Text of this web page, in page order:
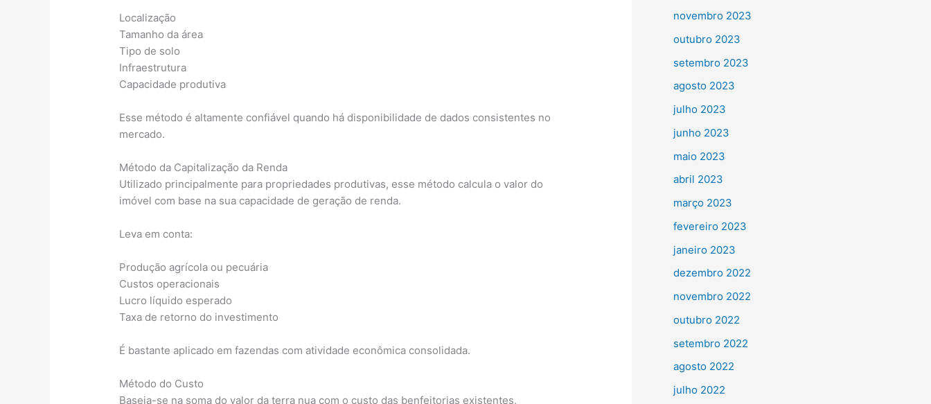
Localização
Tamanho da área
Tipo de solo
Infraestrutura
Capacidade produtiva
Esse método é altamente confiável quando há disponibilidade de dados consistentes no
mercado.
Método da Capitalização da Renda
Utilizado principalmente para propriedades produtivas, esse método calcula o valor do
imóvel com base na sua capacidade de geração de renda.
Leva em conta:
Produção agrícola ou pecuária
Custos operacionais
Lucro líquido esperado
Taxa de retorno do investimento
É bastante aplicado em fazendas com atividade econômica consolidada.
Método do Custo
Baseia-se na soma do valor da terra nua com o custo das benfeitorias existentes,
novembro 2023
outubro 2023
setembro 2023
agosto 2023
julho 2023
junho 2023
maio 2023
abril 2023
março 2023
fevereiro 2023
janeiro 2023
dezembro 2022
novembro 2022
outubro 2022
setembro 2022
agosto 2022
julho 2022